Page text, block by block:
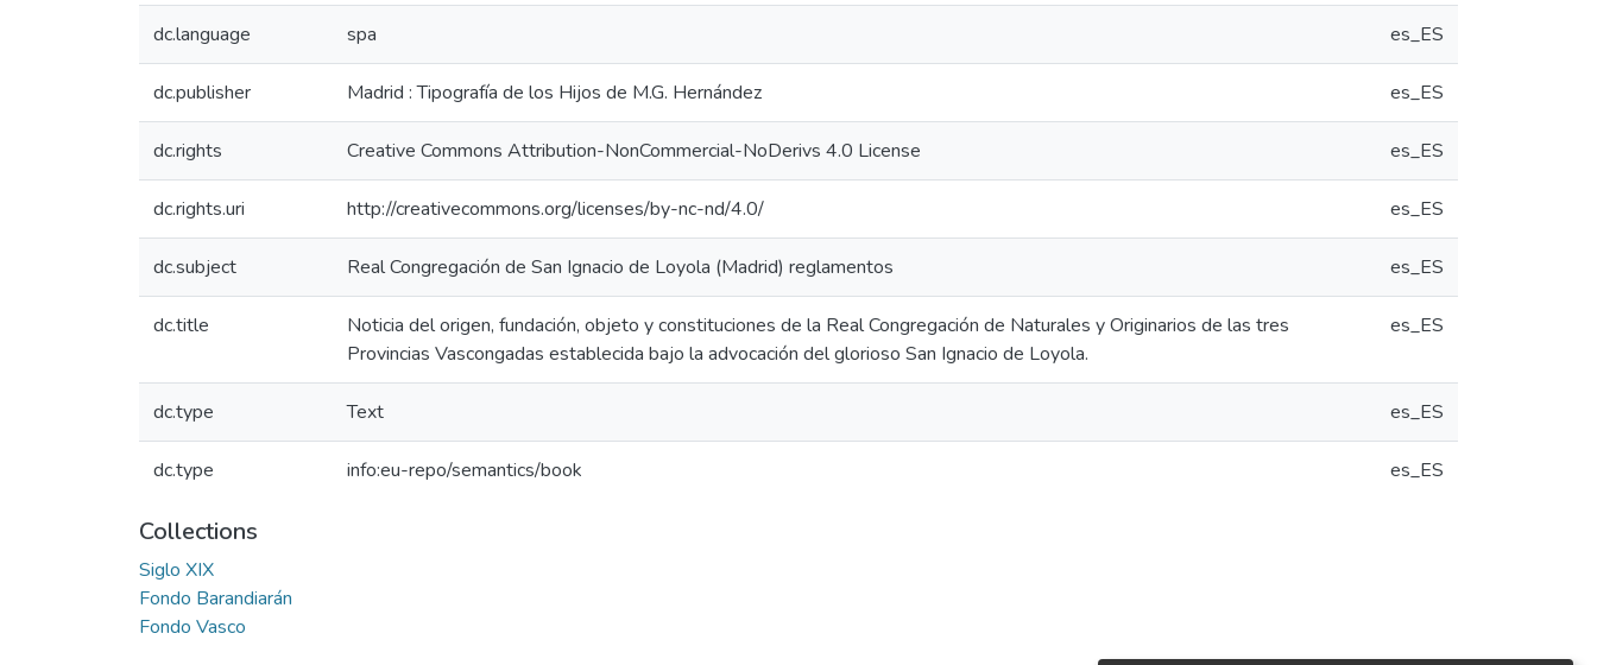
dc.language spa es_ES
dc.publisher Madrid : Tipografía de los Hijos de M.G. Hernández es_ES
dc.rights Creative Commons Attribution-NonCommercial-NoDerivs 4.0 License es_ES
dc.rights.uri http://creativecommons.org/licenses/by-nc-nd/4.0/ es_ES
dc.subject Real Congregación de San Ignacio de Loyola (Madrid) reglamentos es_ES
dc.title
Noticia del origen, fundación, objeto y constituciones de la Real Congregación de Naturales y Originarios de las tres
Provincias Vascongadas establecida bajo la advocación del glorioso San Ignacio de Loyola.
es_ES
dc.type Text es_ES
dc.type info:eu-repo/semantics/book es_ES
Collections
Siglo XIX
Fondo Barandiarán
Fondo Vasco